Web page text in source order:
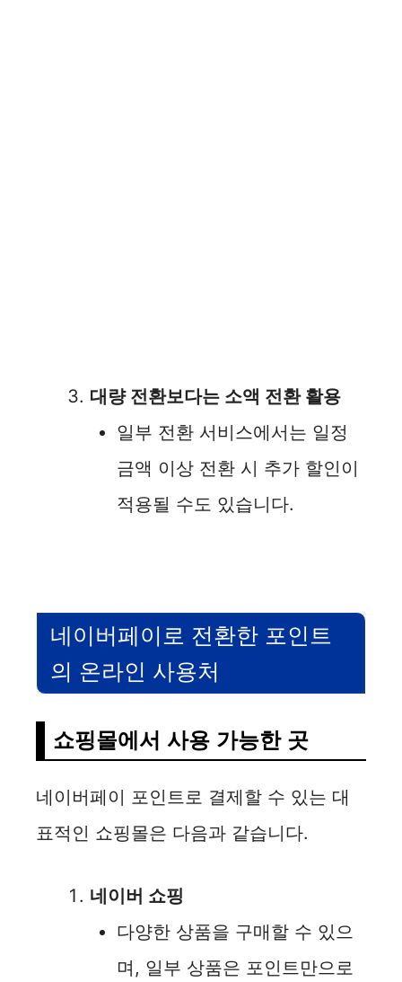
대량 전환보다는 소액 전환 활용
일부 전환 서비스에서는 일정
금액 이상 전환 시 추가 할인이
적용될 수도 있습니다.
네이버페이로 전환한 포인트
의 온라인 사용처
쇼핑몰에서 사용 가능한 곳
네이버페이 포인트로 결제할 수 있는 대
표적인 쇼핑몰은 다음과 같습니다.
네이버 쇼핑
다양한 상품을 구매할 수 있으
며, 일부 상품은 포인트만으로